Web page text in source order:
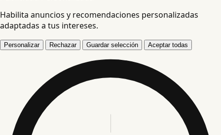
Habilita anuncios y recomendaciones personalizadas
adaptadas a tus intereses.
Personalizar Rechazar Guardar selección Aceptar todas